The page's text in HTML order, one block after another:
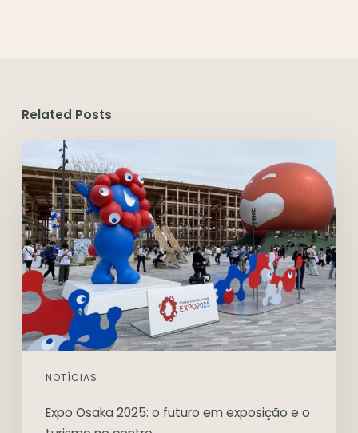
Related Posts
NOTÍCIAS
Expo Osaka 2025: o futuro em exposição e o